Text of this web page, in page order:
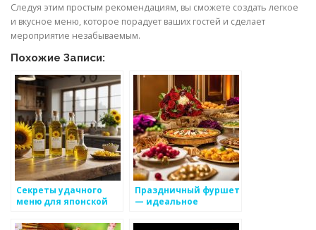
Следуя этим простым рекомендациям, вы сможете создать легкое
и вкусное меню, которое порадует ваших гостей и сделает
мероприятие незабываемым.
Похожие Записи:
Секреты удачного
меню для японской
Праздничный фуршет
— идеальное
мероприятия